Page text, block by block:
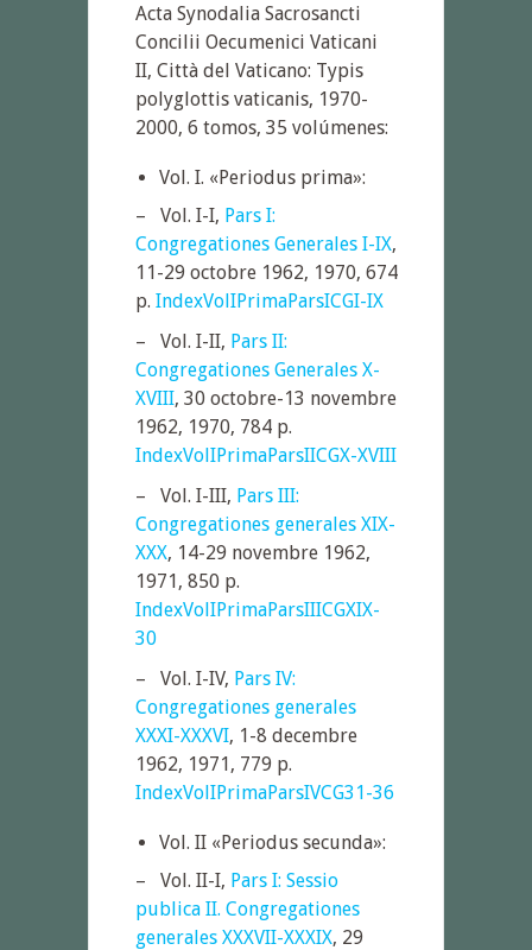
Acta Synodalia Sacrosancti
Concilii Oecumenici Vaticani
II, Città del Vaticano: Typis
polyglottis vaticanis, 1970-
2000, 6 tomos, 35 volúmenes:
Vol. I. «Periodus prima»:
– Vol. I-I, Pars I:
Congregationes Generales I-IX,
11-29 octobre 1962, 1970, 674
p. IndexVolIPrimaParsICGI-IX
– Vol. I-II, Pars II:
Congregationes Generales X-
XVIII, 30 octobre-13 novembre
1962, 1970, 784 p.
IndexVolIPrimaParsIICGX-XVIII
– Vol. I-III, Pars III:
Congregationes generales XIX-
XXX, 14-29 novembre 1962,
1971, 850 p.
IndexVolIPrimaParsIIICGXIX-
30
– Vol. I-IV, Pars IV:
Congregationes generales
XXXI-XXXVI, 1-8 decembre
1962, 1971, 779 p.
IndexVolIPrimaParsIVCG31-36
Vol. II «Periodus secunda»:
– Vol. II-I, Pars I: Sessio
publica II. Congregationes
generales XXXVII-XXXIX, 29